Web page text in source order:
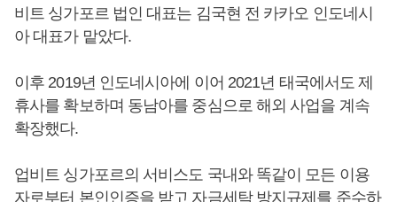
비트 싱가포르 법인 대표는 김국현 전 카카오 인도네시
아 대표가 맡았다.
이후 2019년 인도네시아에 이어 2021년 태국에서도 제
휴사를 확보하며 동남아를 중심으로 해외 사업을 계속
확장했다.
업비트 싱가포르의 서비스도 국내와 똑같이 모든 이용
자로부터 본인인증을 받고 자금세탁 방지규제를 준수하